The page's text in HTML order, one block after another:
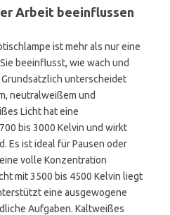
Arbeit beeinflussen
ist mehr als nur eine
beeinflusst, wie wach und
unterscheidet
neutralweißem und
Licht hat eine
bis 3000 Kelvin und wirkt
Es ist ideal für Pausen oder
volle Konzentration
mit 3500 bis 4500 Kelvin liegt
eine ausgewogene
Aufgaben. Kaltweißes